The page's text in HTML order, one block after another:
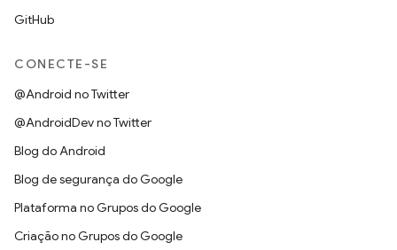
GitHub
CONECTE-SE
@Android no Twitter
@AndroidDev no Twitter
Blog do Android
Blog de segurança do Google
Plataforma no Grupos do Google
Criação no Grupos do Google